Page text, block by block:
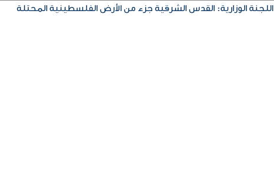
اللجنة الوزارية: القدس الشرقية جزء من الأرض الفلسطينية المحتلة